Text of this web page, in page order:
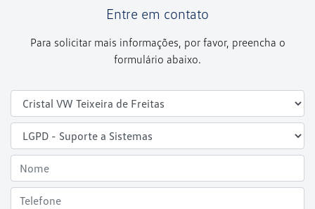
Entre em contato
Para solicitar mais informações, por favor, preencha o
formulário abaixo.